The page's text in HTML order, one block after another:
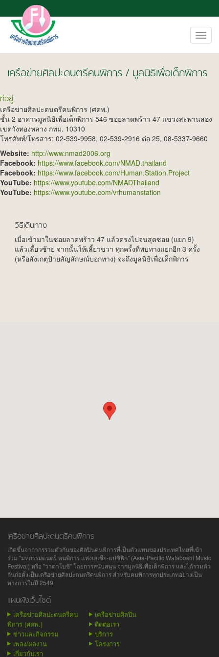
เครือข่ายศิลปะดนตรีคนพิการ / มูลนิธิเพื่อเด็กพิการ
ที่อยู่
เครือข่ายศิลปะดนตรีคนพิการ (ศดพ.)
ชั้น 2 อาคารมูลนิธิเพื่อเด็กพิการ 546 ซอยลาดพร้าว 47 แขวงสะพานสอง
เขตวังทองหลาง กทม. 10310
โทรศัพท์/โทรสาร: 02-539-9958, 02-539-2916 ต่อ 25, 08-5337-9660
Website: http://www.nmad2006.org
Facebook: https://www.facebook.com/NMAD.thailand
Facebook: https://www.facebook.com/Human.Station.Project
YouTube: https://www.youtube.com/NMADThailand
YouTube: https://www.youtube.com/vrhumanstation
วิธีเดินทาง
เมื่อเข้ามาในซอยลาดพร้าว 47 แล้วตรงไปจนสุดซอย (แยก 9)
แล้วเลี้ยวซ้าย จากนั้นให้เลี้ยวขวา ทุกครั้งที่พบทางแยกอีก 3 ครั้ง
(หรือสังเกตุป้ายสัญลักษณ์บอกทาง) จะถึงมูลนิธิเพื่อเด็กพิการ
เครือข่ายศิลปะดนตรีคนพิการ
เกิดขึ้นจากากรรวมตัวกันของศิลปินคนพิการที่เป็นตัวแทนของประเทศไทยที่เข้า
ร่วม "มหกรรมดนตรี คนพิการ แห่งเอเชีย-แปซิฟิก" (Asia-Pacific Wataboshi Music
Festival) หรือ "วาตาโบชิ" โดยการสนับสนุน จากมูลนิธิเพื่อเด็กพิการ และได้รวมตัว
กันก่อตั้งเป็นเครือข่ายศิลปะดนตรีคนพิการ สำหรับคนพิการทุกประเภทอย่างเป็น
ทางการในปี 2549
แผนผังเว็บไซต์
เครือข่ายศิลปะดนตรีคน
พิการ (ศดพ.)
เครือข่ายศิลปิน
ติดต่อเรา
ข่าวและกิจกรรม
บริการ
เพลง/ผลงาน
โครงการ
เกี่ยวกับเรา